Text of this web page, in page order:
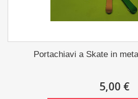
Portachiavi a Skate in
5,00 €